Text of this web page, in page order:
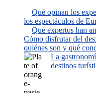
Qué opinan los
los espectáculos de
Qué expertos han
Cómo disfrutar del
quiénes son y qué
La
destinos